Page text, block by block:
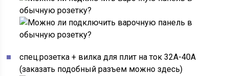
спец.розетка + вилка для плит на ток 32А-40А
(заказать подобный разъем можно здесь)